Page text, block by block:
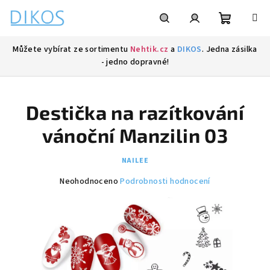
obsah
Můžete vybírat ze sortimentu Nehtik.cz a DIKOS. Jedna zásilka
- jedno dopravné!
Destička na razítkování
vánoční Manzilin 03
NAILEE
Průměrné
0,0
z
5
hvězdiček.
Neohodnoceno Podrobnosti hodnocení